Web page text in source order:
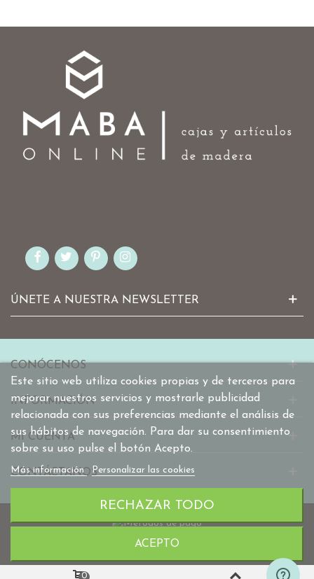
ÚNETE A NUESTRA NEWSLETTER
Este sitio web utiliza cookies propias y de terceros para
mejorar nuestros servicios y mostrarle publicidad
relacionada con sus preferencias mediante el análisis de
sus hábitos de navegación. Para dar su consentimiento
sobre su uso pulse el botón Acepto.
Más información Personalizar las cookies
RECHAZAR TODO
ACEPTO
CONÓCENOS
INFORMACIÓN
MI CUENTA
CONTÁCTANOS
© 2010-2025 mabaonline.com
0